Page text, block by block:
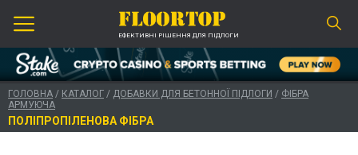
ЕФЕКТИВНІ РІШЕННЯ ДЛЯ ПІДЛОГИ
ГОЛОВНА / КАТАЛОГ / ДОБАВКИ ДЛЯ БЕТОННОЇ ПІДЛОГИ / ФІБРА
АРМУЮЧА
ПОЛІПРОПІЛЕНОВА ФІБРА